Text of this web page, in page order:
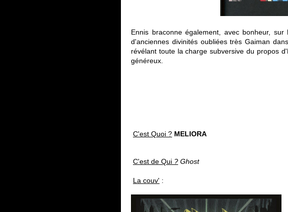
Ennis braconne également, avec bonheur,
d'anciennes divinités oubliées très Gaiman
révélant toute la charge subversive du propos
généreux.
C'est Quoi ? MELIORA
C'est de Qui ? Ghost
La couv' :